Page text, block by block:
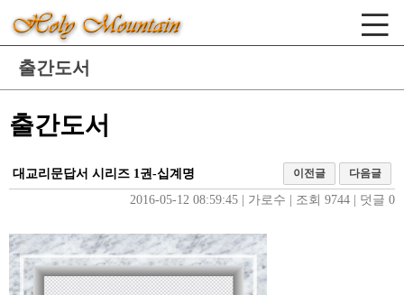
출간도서
출간도서
이전글 다음글
대교리문답서 시리즈 1권-십계명
2016-05-12 08:59:45
가로수 조회 9744 덧글 0